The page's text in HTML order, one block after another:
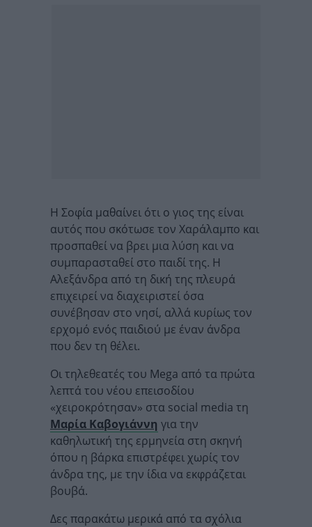
Η Σοφία μαθαίνει ότι ο γιος της είναι
αυτός που σκότωσε τον Χαράλαμπο και
προσπαθεί να βρει μια λύση και να
συμπαρασταθεί στο παιδί της. Η
Αλεξάνδρα από τη δική της πλευρά
επιχειρεί να διαχειριστεί όσα
συνέβησαν στο νησί, αλλά κυρίως τον
ερχομό ενός παιδιού με έναν άνδρα
που δεν τη θέλει.
Οι τηλεθεατές του Mega από τα πρώτα
λεπτά του νέου επεισοδίου
«χειροκρότησαν» στα social media τη
Μαρία Καβογιάννη για την
καθηλωτική της ερμηνεία στη σκηνή
όπου η βάρκα επιστρέφει χωρίς τον
άνδρα της, με την ίδια να εκφράζεται
βουβά.
Δες παρακάτω μερικά από τα σχόλια